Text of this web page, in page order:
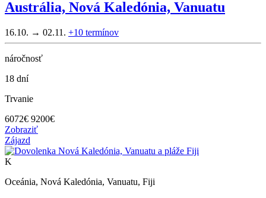
Austrália, Nová Kaledónia, Vanuatu
16.10. → 02.11. +10 termínov
náročnosť
18 dní
Trvanie
6072€ 9200€
Zobraziť
Zájazd
K
Oceánia, Nová Kaledónia, Vanuatu, Fiji